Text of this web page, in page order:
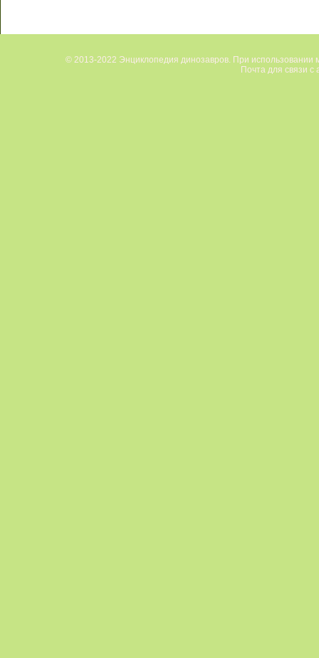
© 2013-2022 Энциклопедия динозавров. При использовании
Почта для связи